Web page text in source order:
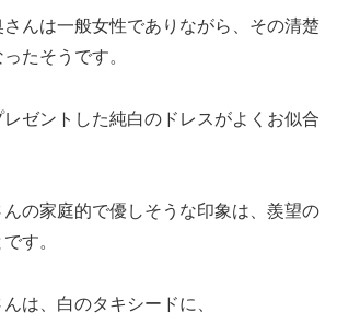
んは一般女性でありながら、その清楚
たそうです。
ゼントした純白のドレスがよくお似合
の家庭的で優しそうな印象は、羨望の
す。
は、白のタキシードに、